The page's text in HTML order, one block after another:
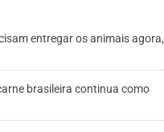
entregar os animais agora,
brasileira continua como